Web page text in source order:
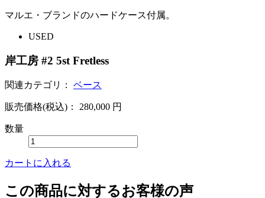
マルエ・ブランドのハードケース付属。
USED
岸工房 #2 5st Fretless
関連カテゴリ： ベース
販売価格(税込)： 280,000 円
数量
カートに入れる
この商品に対するお客様の声